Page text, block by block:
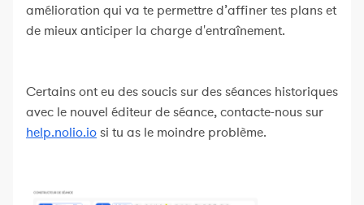
amélioration qui va te permettre d’affiner tes plans et
de mieux anticiper la charge d'entraînement.
Certains ont eu des soucis sur des séances historiques
avec le nouvel éditeur de séance, contacte-nous sur
help.nolio.iosi tu as le moindre problème.